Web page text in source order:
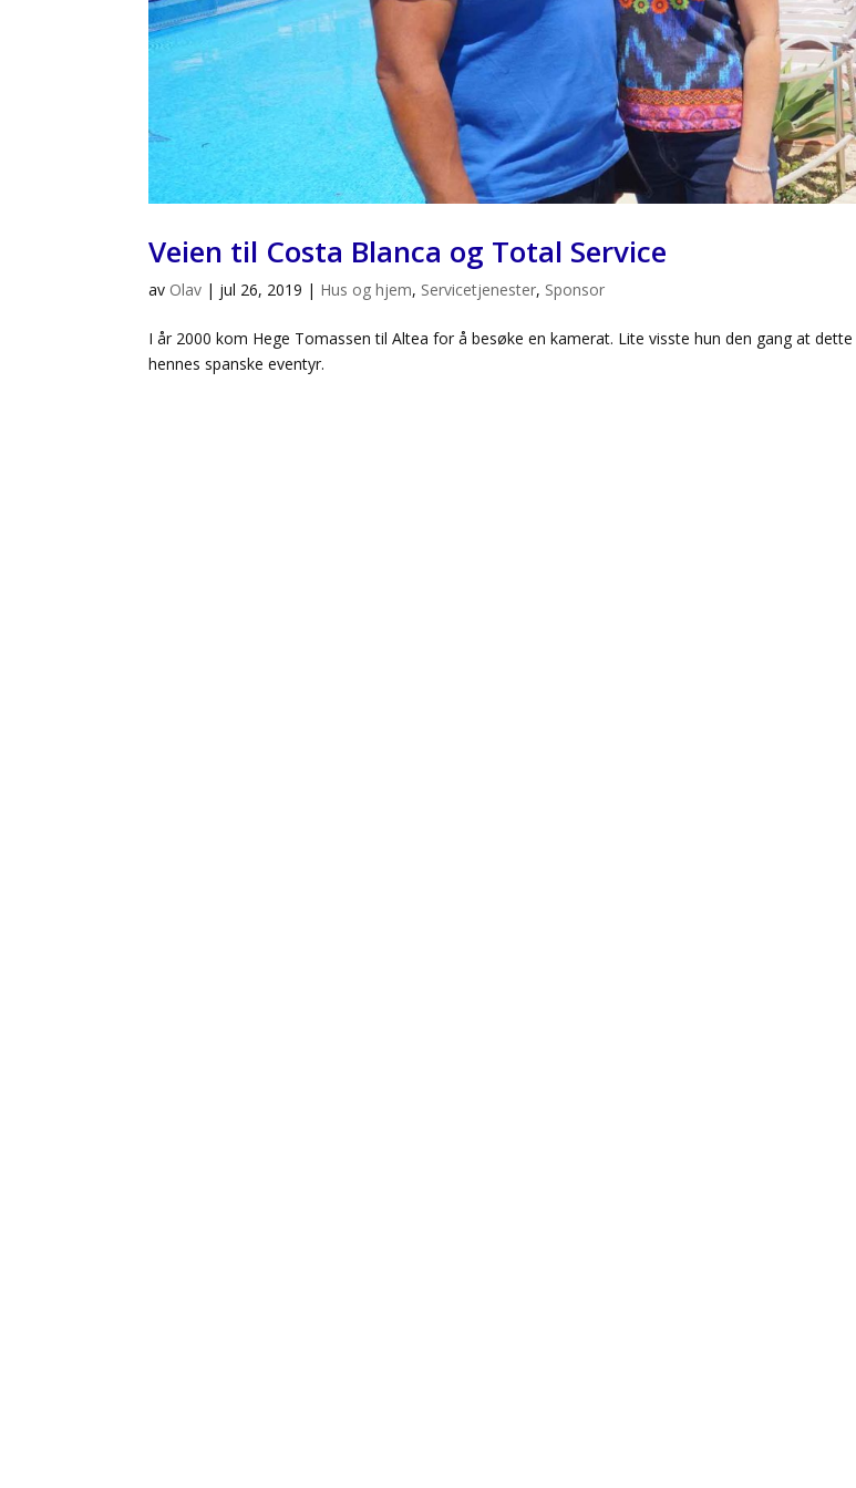
Veien til Costa Blanca og Total Service
av Olav | jul 26, 2019 | Hus og hjem, Servicetjenester, Sponsor
I år 2000 kom Hege Tomassen til Altea for å besøke en kamerat. Lite visste hun den gang at
hennes spanske eventyr.